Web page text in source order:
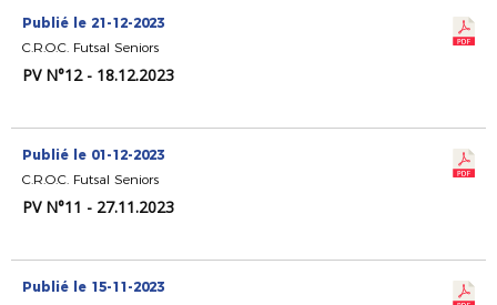
Publié le 21-12-2023
C.R.O.C. Futsal Seniors
PV N°12 - 18.12.2023
Publié le 01-12-2023
C.R.O.C. Futsal Seniors
PV N°11 - 27.11.2023
Publié le 15-11-2023